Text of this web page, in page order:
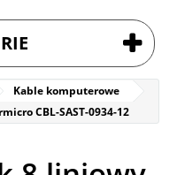
Kable komputerowe
CBL-SAST-0934-12